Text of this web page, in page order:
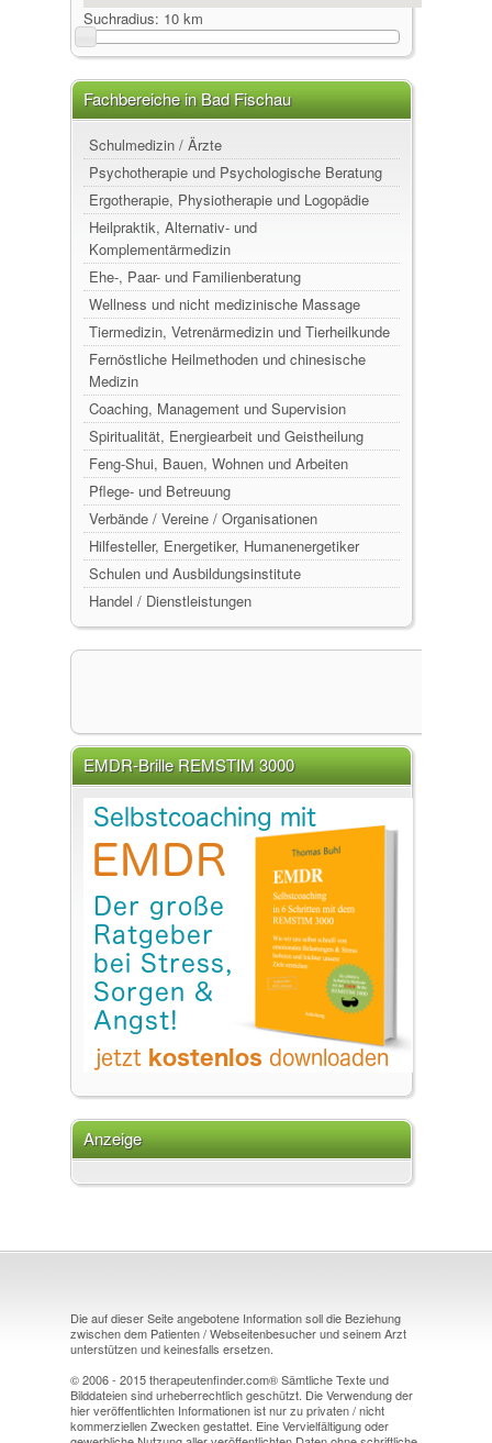
Suchradius: 10 km
Fachbereiche in Bad Fischau
Schulmedizin / Ärzte
Psychotherapie und Psychologische Beratung
Ergotherapie, Physiotherapie und Logopädie
Heilpraktik, Alternativ- und
Komplementärmedizin
Ehe-, Paar- und Familienberatung
Wellness und nicht medizinische Massage
Tiermedizin, Vetrenärmedizin und Tierheilkunde
Fernöstliche Heilmethoden und chinesische
Medizin
Coaching, Management und Supervision
Spiritualität, Energiearbeit und Geistheilung
Feng-Shui, Bauen, Wohnen und Arbeiten
Pflege- und Betreuung
Verbände / Vereine / Organisationen
Hilfesteller, Energetiker, Humanenergetiker
Schulen und Ausbildungsinstitute
Handel / Dienstleistungen
EMDR-Brille REMSTIM 3000
Anzeige
Die auf dieser Seite angebotene Information soll die Beziehung
zwischen dem Patienten / Webseitenbesucher und seinem Arzt
unterstützen und keinesfalls ersetzen.
© 2006 - 2015 therapeutenfinder.com® Sämtliche Texte und
Bilddateien sind urheberrechtlich geschützt. Die Verwendung der
hier veröffentlichten Informationen ist nur zu privaten / nicht
kommerziellen Zwecken gestattet. Eine Vervielfältigung oder